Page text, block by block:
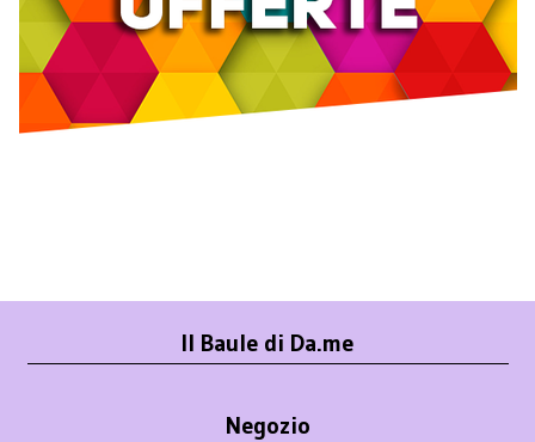
Il Baule di Da.me
Negozio